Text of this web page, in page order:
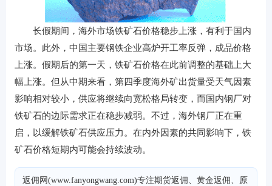
长假期间，海外市场铁矿石价格稳步上涨，有利于国内
市场。此外，中国主要钢铁企业高炉开工率反弹，成品价格
上涨。假期后的第一天，铁矿石价格在此前调整的基础上大
幅上涨。但从中期来看，第四季度海外矿出货量受天气因素
影响相对较小，供应将继续向宽松格局转变，而国内钢厂对
铁矿石的边际需求正在稳步减弱。不过，海外钢厂正在重
启，以缓解铁矿石供应压力。在内外因素的共同影响下，铁
矿石价格短期内可能会持续波动。
返佣网(www.fanyongwang.com)专注期货返佣、黄金返佣、原